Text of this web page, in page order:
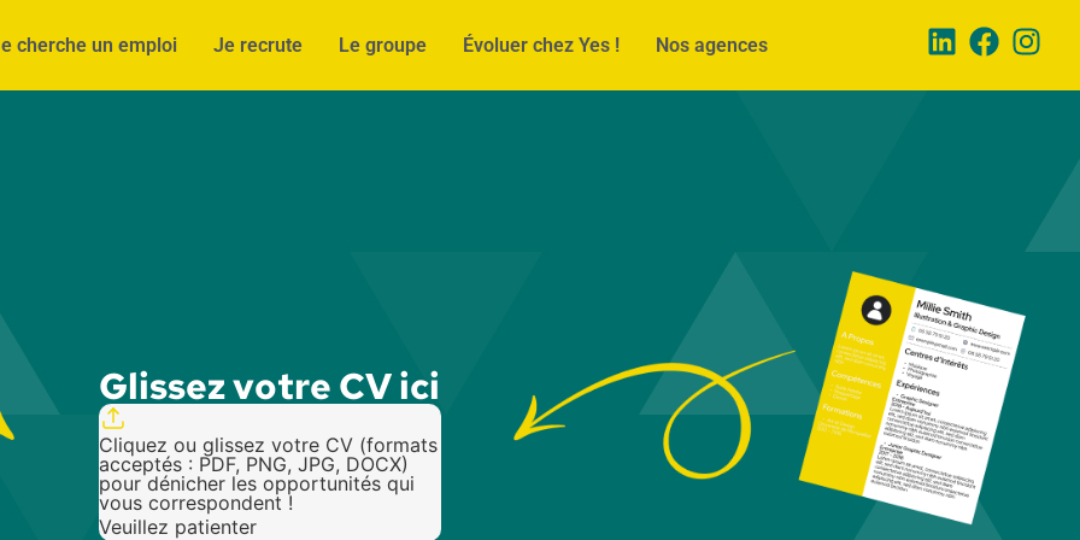
cherche un emploi Je recrute Le groupe Évoluer chez Yes ! Nos agences
Glissez votre CV ici
Cliquez ou glissez votre CV (formats
acceptés : PDF, PNG, JPG, DOCX)
pour dénicher les opportunités qui
vous correspondent !
Veuillez patienter